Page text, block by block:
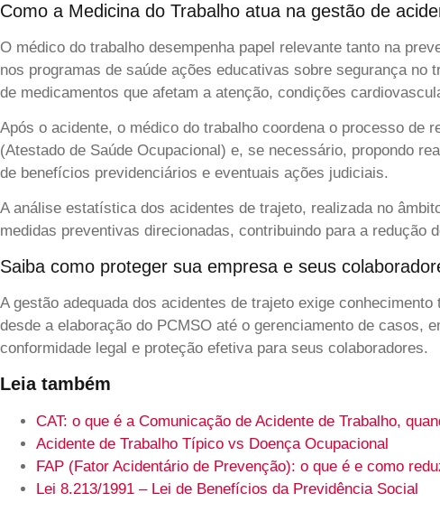
Como a Medicina do Trabalho atua na gestão de
O médico do trabalho desempenha papel relevante tanto na
nos programas de saúde ações educativas sobre segurança
de medicamentos que afetam a atenção, condições
Após o acidente, o médico do trabalho coordena o processo de
(Atestado de Saúde Ocupacional) e, se necessário, propondo
de benefícios previdenciários e eventuais ações judiciais.
A análise estatística dos acidentes de trajeto, realizada no
medidas preventivas direcionadas, contribuindo para a
Saiba como proteger sua empresa e seus
A gestão adequada dos acidentes de trajeto exige
desde a elaboração do PCMSO até o gerenciamento de casos,
conformidade legal e proteção efetiva para seus colaboradores.
Leia também
CAT: o que é a Comunicação de Acidente de Trabalho,
Acidente de Trabalho Típico vs Doença Ocupacional
FAP (Fator Acidentário de Prevenção): o que é e como
Lei 8.213/1991 – Lei de Benefícios da Previdência Social